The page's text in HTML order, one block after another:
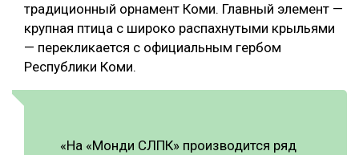
ДЕРЕВЯННОЕ ДОМОСТРОЕНИЕ
БЕЗОПАСНОЕ ПРОИЗВОДСТВО
СОРТИРОВКА ДРЕВЕСИНЫ
традиционный орнамент Коми. Главный элемент —
крупная птица с широко распахнутыми крыльями
— перекликается с официальным гербом
Республики Коми.
«На «Монди СЛПК» производится ряд